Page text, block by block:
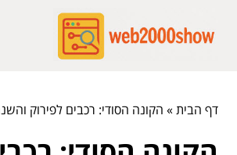
דף הבית» הקונה הסודי: רכבים לפירוק